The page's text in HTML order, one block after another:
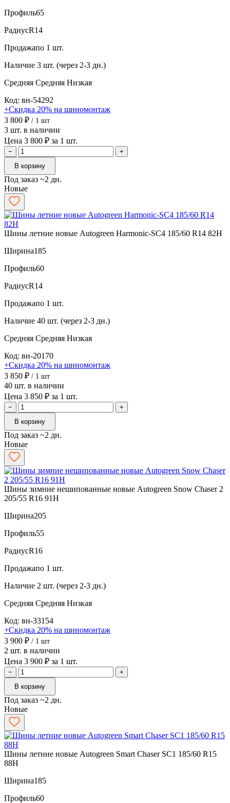
Профиль65
РадиусR14
Продажапо 1 шт.
Наличие 3 шт. (через 2-3 дн.)
Средняя Средняя Низкая
Код: вн-54292
+Скидка 20% на шиномонтаж
3 800 ₽ / 1 шт
3 шт. в наличии
Цена 3 800 ₽ за 1 шт.
−
+
В корзину
Под заказ ~2 дн.
Новые
Шины летние новые Autogreen Harmonic-SC4 185/60 R14 82H
Ширина185
Профиль60
РадиусR14
Продажапо 1 шт.
Наличие 40 шт. (через 2-3 дн.)
Средняя Средняя Низкая
Код: вн-20170
+Скидка 20% на шиномонтаж
3 850 ₽ / 1 шт
40 шт. в наличии
Цена 3 850 ₽ за 1 шт.
−
+
В корзину
Под заказ ~2 дн.
Новые
Шины зимние нешипованные новые Autogreen Snow Chaser 2
205/55 R16 91H
Ширина205
Профиль55
РадиусR16
Продажапо 1 шт.
Наличие 2 шт. (через 2-3 дн.)
Средняя Средняя Низкая
Код: вн-33154
+Скидка 20% на шиномонтаж
3 900 ₽ / 1 шт
2 шт. в наличии
Цена 3 900 ₽ за 1 шт.
−
+
В корзину
Под заказ ~2 дн.
Новые
Шины летние новые Autogreen Smart Chaser SC1 185/60 R15
88H
Ширина185
Профиль60